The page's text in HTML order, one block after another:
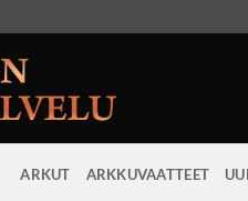
ARKUT ARKKUVAATTEET